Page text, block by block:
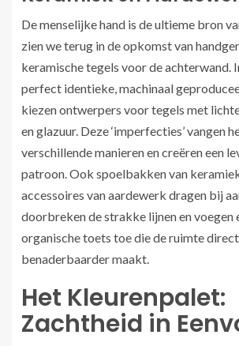
De menselijke hand is de ultieme bron
zien we terug in de opkomst van
keramische tegels voor de achterwand.
perfect identieke, machinaal
kiezen ontwerpers voor tegels met
en glazuur. Deze ‘imperfecties’ vangen
verschillende manieren en creëren een
patroon. Ook spoelbakken van
accessoires van aardewerk dragen bij
doorbreken de strakke lijnen en voegen
organische toets toe die de ruimte
benaderbaarder maakt.
Het Kleurenpalet:
Zachtheid in